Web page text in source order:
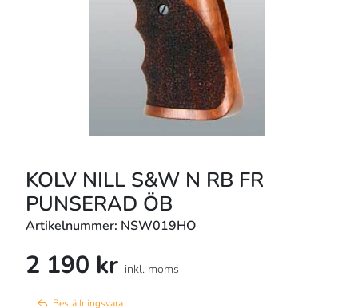
KOLV NILL S&W N RB FR
PUNSERAD ÖB
Artikelnummer: NSW019HO
2 190 kr inkl. moms
Beställningsvara